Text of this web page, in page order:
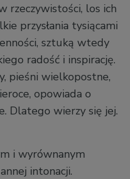
rzeczywistości, los ich
przysłania tysiącami
sztuką wtedy
radość i inspirację.
pieśni wielkopostne,
opowiada o
Dlatego wierzy się jej.
i wyrównanym
intonacji.